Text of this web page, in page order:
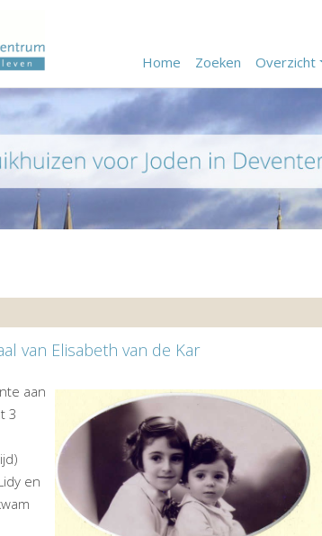
Home Zoeken Overzicht
van Elisabeth van de Kar
aan
3
en